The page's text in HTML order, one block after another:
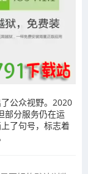
公众视野。2020
部分服务仍在运
了句号，标志着